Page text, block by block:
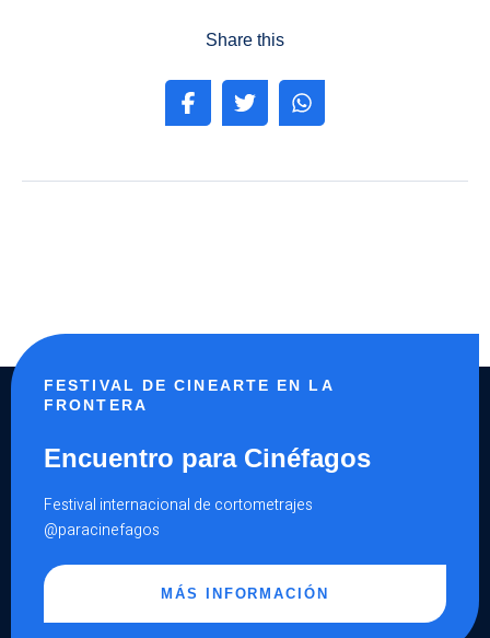
Share this
FESTIVAL DE CINEARTE EN LA
FRONTERA
Encuentro para Cinéfagos
Festival internacional de cortometrajes
@paracinefagos
MÁS INFORMACIÓN